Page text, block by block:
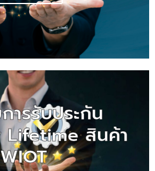
ารรับประกัน
สินค้า
WIOT